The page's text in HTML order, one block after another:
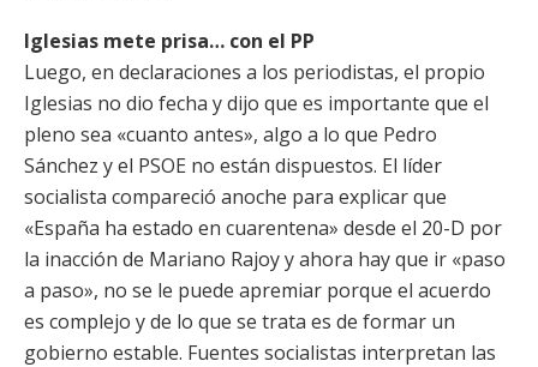
Iglesias mete prisa… con el PP
Luego, en declaraciones a los periodistas, el propio
Iglesias no dio fecha y dijo que es importante que el
pleno sea «cuanto antes», algo a lo que Pedro
Sánchez y el PSOE no están dispuestos. El líder
socialista compareció anoche para explicar que
«España ha estado en cuarentena» desde el 20-D por
la inacción de Mariano Rajoy y ahora hay que ir «paso
a paso», no se le puede apremiar porque el acuerdo
es complejo y de lo que se trata es de formar un
gobierno estable. Fuentes socialistas interpretan las